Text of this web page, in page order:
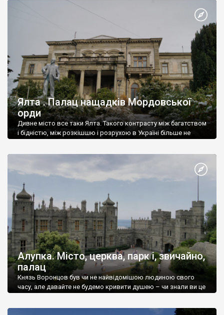
Ялта . Палац нащадків Мордовської
орди
Дивне місто все таки Ялта. Такого контрасту між багатством
і бідністю, між розкішшю і розрухою в Україні більше не
Алупка. Місто, церква, парк і, звичайно,
палац
Князь Воронцов був чи не найвідомішою людиною свого
часу, але давайте не будемо кривити душею – чи знали ви це